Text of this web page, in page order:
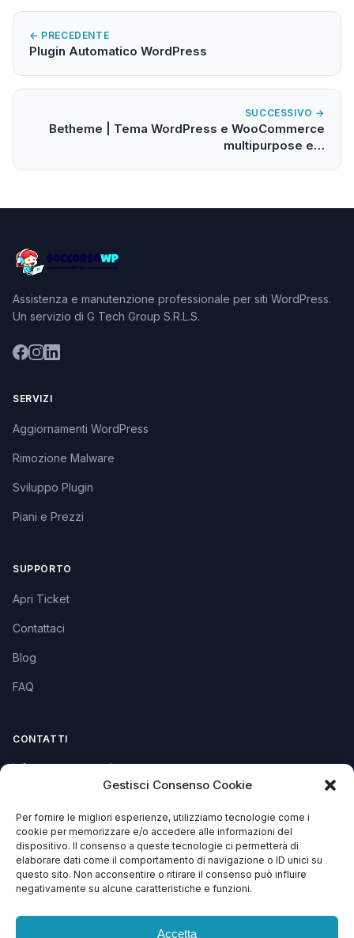
Gestisci Consenso Cookie
Per fornire le migliori esperienze, utilizziamo tecnologie come i
cookie per memorizzare e/o accedere alle informazioni del
dispositivo. Il consenso a queste tecnologie ci permetterà di
elaborare dati come il comportamento di navigazione o ID unici su
questo sito. Non acconsentire o ritirare il consenso può influire
negativamente su alcune caratteristiche e funzioni.
Accetta
← PRECEDENTE
Plugin Automatico WordPress
SUCCESSIVO →
Betheme | Tema WordPress e WooCommerce
multipurpose e…
Assistenza e manutenzione professionale per siti WordPress.
Un servizio di G Tech Group S.R.L.S.
SERVIZI
Aggiornamenti WordPress
Rimozione Malware
Sviluppo Plugin
Piani e Prezzi
SUPPORTO
Apri Ticket
Contattaci
Blog
FAQ
CONTATTI
info@soccorsowp.it
PEC: gtechgroup@pec.it
Privacy Policy
Cookie Policy
Termini e Condizioni